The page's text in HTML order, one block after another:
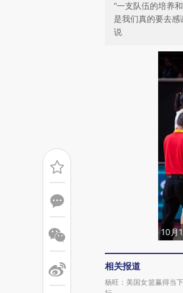
“一支队伍的培养
是我们真的要去
说
10月
相关报道
杨旺：美国女篮赢得当